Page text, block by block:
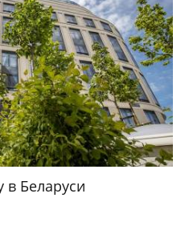
в Беларуси